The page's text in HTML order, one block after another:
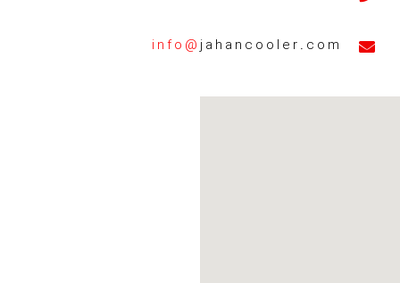
info@jahancooler.com